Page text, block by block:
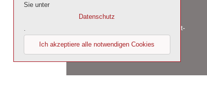
Cell culture tested premium (cct-
premium)
Sie unter
Datenschutz
Ich akzeptiere alle notwendigen Cookies